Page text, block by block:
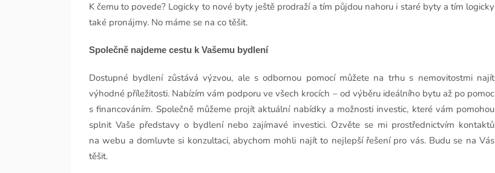
K čemu to povede? Logicky to nové byty ještě prodraží a tím půjdou nahoru i staré byty a tím logicky
také pronájmy. No máme se na co těšit.
Společně najdeme cestu k Vašemu bydlení
Dostupné bydlení zůstává výzvou, ale s odbornou pomocí můžete na trhu s nemovitostmi najít
výhodné příležitosti. Nabízím vám podporu ve všech krocích – od výběru ideálního bytu až po pomoc
s financováním. Společně můžeme projít aktuální nabídky a možnosti investic, které vám pomohou
splnit Vaše představy o bydlení nebo zajímavé investici. Ozvěte se mi prostřednictvím kontaktů
na webu a domluvte si konzultaci, abychom mohli najít to nejlepší řešení pro vás. Budu se na Vás
těšit.